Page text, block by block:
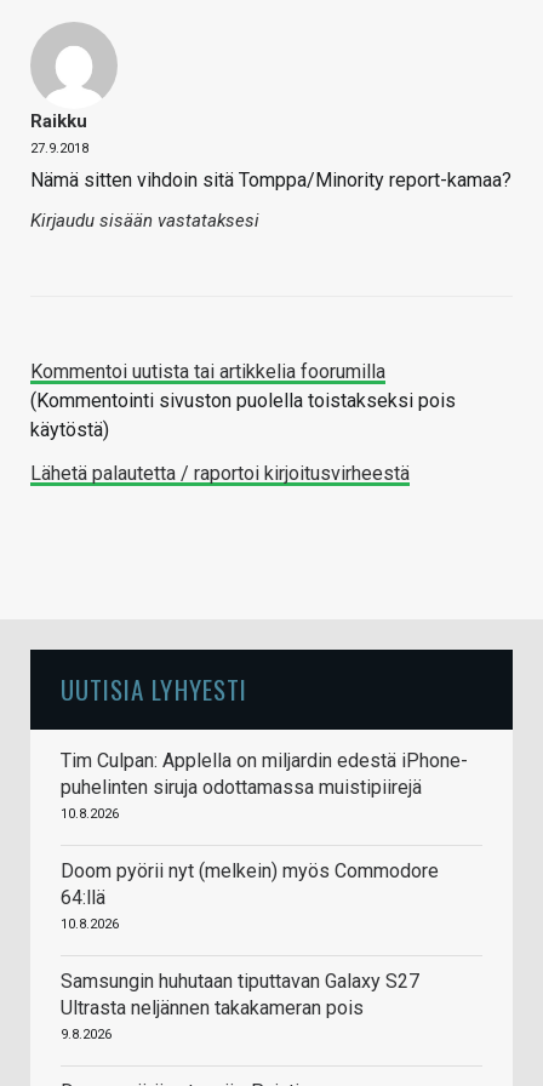
Raikku
27.9.2018
Nämä sitten vihdoin sitä Tomppa/Minority report-kamaa?
Kirjaudu sisään vastataksesi
Kommentoi uutista tai artikkelia foorumilla
(Kommentointi sivuston puolella toistakseksi pois
käytöstä)
Lähetä palautetta / raportoi kirjoitusvirheestä
UUTISIA LYHYESTI
Tim Culpan: Applella on miljardin edestä iPhone-
puhelinten siruja odottamassa muistipiirejä
10.8.2026
Doom pyörii nyt (melkein) myös Commodore
64:llä
10.8.2026
Samsungin huhutaan tiputtavan Galaxy S27
Ultrasta neljännen takakameran pois
9.8.2026